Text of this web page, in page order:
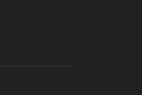
فقه عام وأحكام فقهية (62)